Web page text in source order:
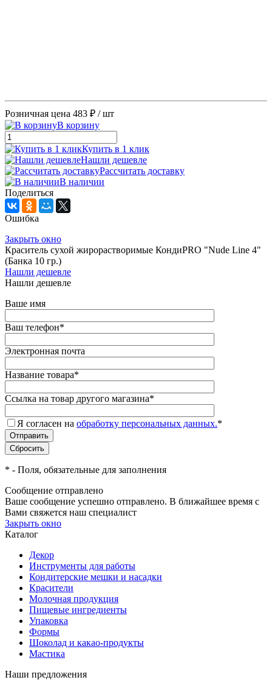
Розничная цена 483 ₽ / шт
В корзину
Купить в 1 клик
Нашли дешевле
Рассчитать доставку
В наличии
Поделиться
Ошибка
Закрыть окно
Краситель сухой жирорастворимые КондиPRO "Nude Line 4"
(Банка 10 гр.)
Нашли дешевле
Нашли дешевле
Ваше имя
Ваш телефон*
Электронная почта
Название товара*
Ссылка на товар другого магазина*
Я согласен на обработку персональных данных.*
* - Поля, обязательные для заполнения
Сообщение отправлено
Ваше сообщение успешно отправлено. В ближайшее время с
Вами свяжется наш специалист
Закрыть окно
Каталог
Декор
Инструменты для работы
Кондитерские мешки и насадки
Красители
Молочная продукция
Пищевые ингредиенты
Упаковка
Формы
Шоколад и какао-продукты
Мастика
Наши предложения